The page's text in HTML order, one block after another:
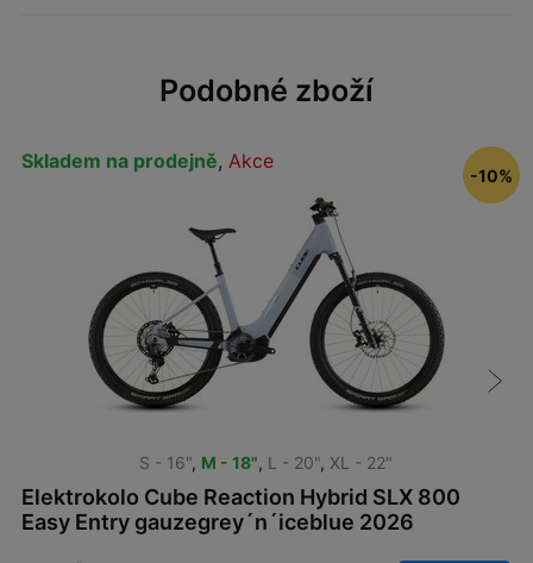
Podobné zboží
Skladem na prodejně, Akce
S - 16", M - 18", L - 20", XL - 22"
Elektrokolo Cube Reaction Hybrid SLX 800
Easy Entry gauzegrey´n´iceblue 2026
-10%